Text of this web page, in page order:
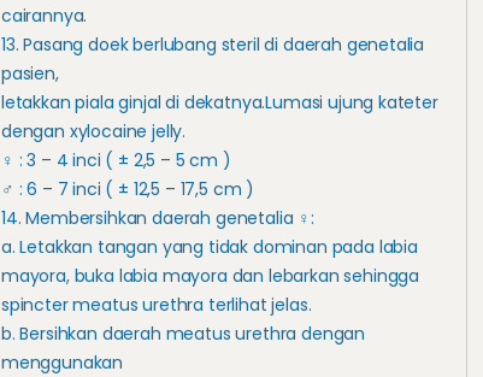
cairannya.
13. Pasang doek berlubang steril di daerah genetalia
pasien,
letakkan piala ginjal di dekatnya.Lumasi ujung kateter
dengan xylocaine jelly.
♀ : 3 – 4 inci ( ± 2,5 – 5 cm )
♂ : 6 – 7 inci ( ± 12,5 – 17,5 cm )
14. Membersihkan daerah genetalia ♀:
a. Letakkan tangan yang tidak dominan pada labia
mayora, buka labia mayora dan lebarkan sehingga
spincter meatus urethra terlihat jelas.
b. Bersihkan daerah meatus urethra dengan
menggunakan